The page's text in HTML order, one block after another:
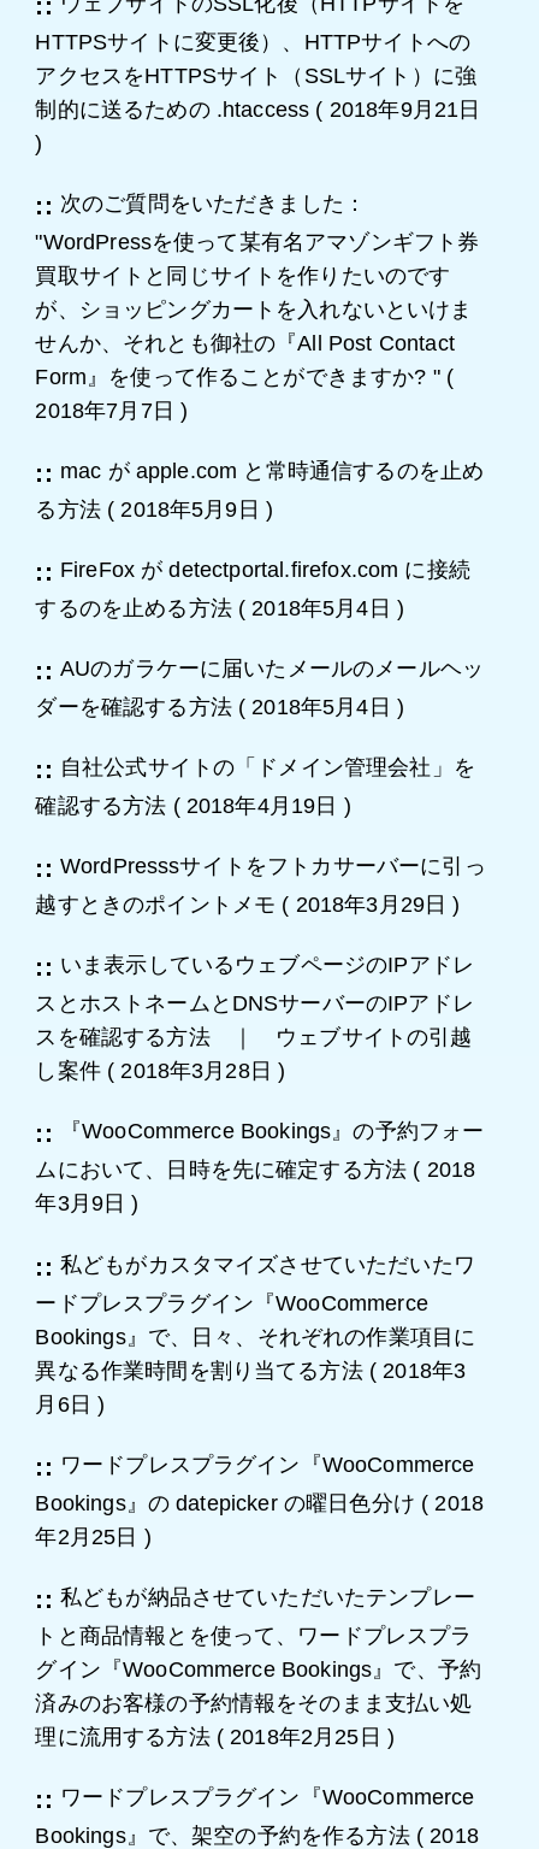
HTTPSサイトに変更後）、HTTPサイトへの
アクセスをHTTPSサイト（SSLサイト）に強
制的に送るための .htaccess ( 2018年9月21日
)
次のご質問をいただきました：
"WordPressを使って某有名アマゾンギフト券
買取サイトと同じサイトを作りたいのです
が、ショッピングカートを入れないといけま
せんか、それとも御社の『All Post Contact
Form』を使って作ることができますか? " (
2018年7月7日 )
mac が apple.com と常時通信するのを止め
る方法 ( 2018年5月9日 )
FireFox が detectportal.firefox.com に接続
するのを止める方法 ( 2018年5月4日 )
AUのガラケーに届いたメールのメールヘッ
ダーを確認する方法 ( 2018年5月4日 )
自社公式サイトの「ドメイン管理会社」を
確認する方法 ( 2018年4月19日 )
WordPresssサイトをフトカサーバーに引っ
越すときのポイントメモ ( 2018年3月29日 )
いま表示しているウェブページのIPアドレ
スとホストネームとDNSサーバーのIPアドレ
スを確認する方法 ｜ ウェブサイトの引越
し案件(2018年3月28日 )
『WooCommerce Bookings』の予約フォー
ムにおいて、日時を先に確定する方法 ( 2018
年3月9日 )
私どもがカスタマイズさせていただいたワ
ードプレスプラグイン『WooCommerce
Bookings』で、日々、それぞれの作業項目に
異なる作業時間を割り当てる方法( 2018年3
月6日 )
ワードプレスプラグイン『WooCommerce
Bookings』の datepicker の曜日色分け ( 2018
年2月25日 )
私どもが納品させていただいたテンプレー
トと商品情報とを使って、ワードプレスプラ
グイン『WooCommerce Bookings』で、予約
済みのお客様の予約情報をそのまま支払い処
理に流用する方法 ( 2018年2月25日 )
ワードプレスプラグイン『WooCommerce
Bookings』で、架空の予約を作る方法 ( 2018